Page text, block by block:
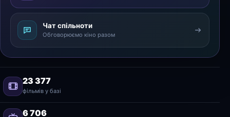
Чат спільноти
Обговорюємо кіно разом
23 377
фільмів у базі
6 706